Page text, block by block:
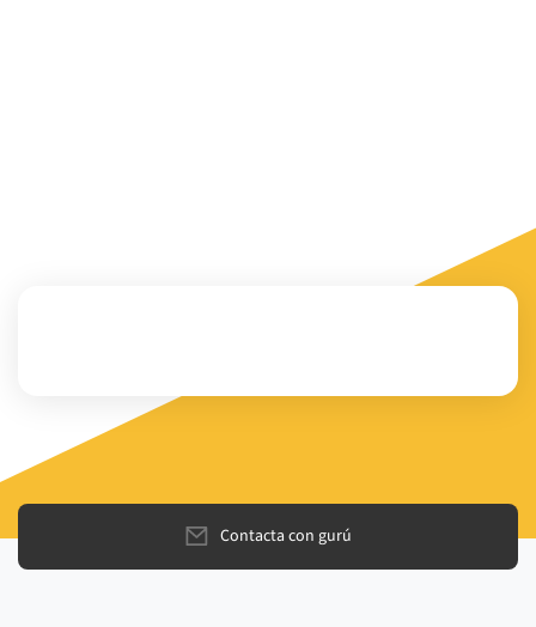
Contacta con gurú